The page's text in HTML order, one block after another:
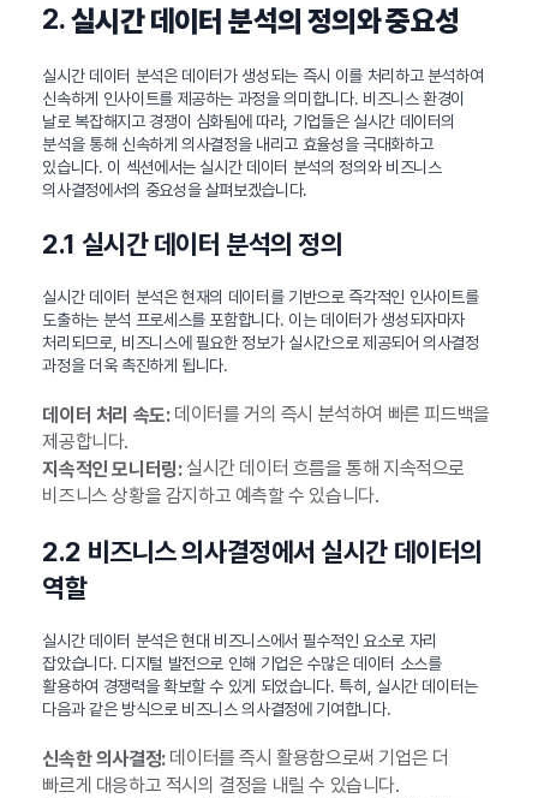
2.실시간 데이터 분석의 정의와 중요성
실시간 데이터 분석은 데이터가 생성되는 즉시 이를 처리하고 분석하여
신속하게 인사이트를 제공하는 과정을 의미합니다. 비즈니스 환경이
날로 복잡해지고 경쟁이 심화됨에 따라, 기업들은 실시간 데이터의
분석을 통해 신속하게 의사결정을 내리고 효율성을 극대화하고
있습니다. 이 섹션에서는 실시간 데이터 분석의 정의와 비즈니스
의사결정에서의 중요성을 살펴보겠습니다.
2.1 실시간 데이터 분석의 정의
실시간 데이터 분석은 현재의 데이터를 기반으로 즉각적인 인사이트를
도출하는 분석 프로세스를 포함합니다. 이는 데이터가 생성되자마자
처리되므로, 비즈니스에 필요한 정보가 실시간으로 제공되어 의사결정
과정을 더욱 촉진하게 됩니다.
데이터 처리 속도:데이터를 거의 즉시 분석하여 빠른 피드백을
제공합니다.
지속적인 모니터링:실시간 데이터 흐름을 통해 지속적으로
비즈니스 상황을 감지하고 예측할 수 있습니다.
2.2 비즈니스 의사결정에서 실시간 데이터의
역할
실시간 데이터 분석은 현대 비즈니스에서 필수적인 요소로 자리
잡았습니다. 디지털 발전으로 인해 기업은 수많은 데이터 소스를
활용하여 경쟁력을 확보할 수 있게 되었습니다. 특히, 실시간 데이터는
다음과 같은 방식으로 비즈니스 의사결정에 기여합니다.
신속한 의사결정:데이터를 즉시 활용함으로써 기업은 더
빠르게 대응하고 적시의 결정을 내릴 수 있습니다.